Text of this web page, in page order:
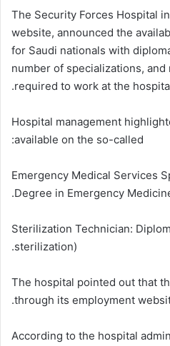
The Security Forces Hospital
website, announced the
for Saudi nationals with
number of specializations,
required to work at the
Hospital management
available on the so-called:
Emergency Medical Services
Degree in Emergency
Sterilization Technician:
sterilization).
The hospital pointed out that
through its employment
According to the hospital